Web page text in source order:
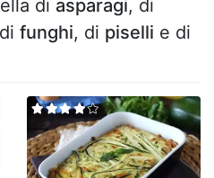
di asparagi, di
funghi, di piselli e di